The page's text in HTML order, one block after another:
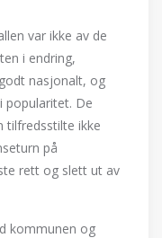
var ikke av de
i endring,
nasjonalt, og
popularitet. De
tilfredsstilte ikke
på
rett og slett ut av
kommunen og